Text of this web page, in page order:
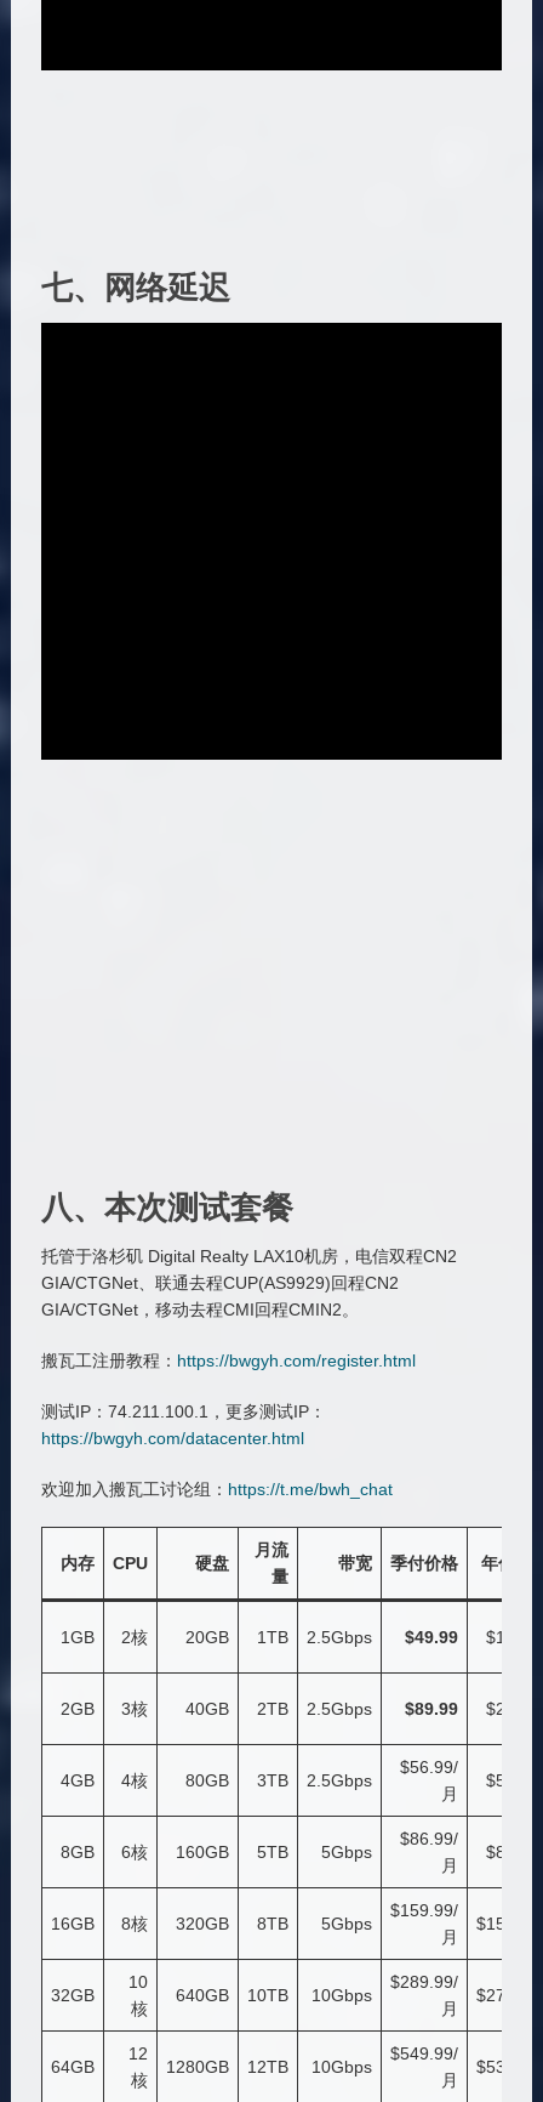
七、网络延迟
八、本次测试套餐
托管于洛杉矶 Digital Realty LAX10机房，电信双程CN2
GIA/CTGNet、联通去程CUP(AS9929)回程CN2
GIA/CTGNet，移动去程CMI回程CMIN2。
搬瓦工注册教程： https://bwgyh.com/register.html
测试IP：74.211.100.1，更多测试IP：
https://bwgyh.com/datacenter.html
欢迎加入搬瓦工讨论组： https://t.me/bwh_chat
内存 CPU 硬盘
月流
量
带宽 季付价格 年付价
1GB 2核 20GB 1TB 2.5Gbps $49.99
2GB 3核 40GB 2TB 2.5Gbps $89.99
4GB 4核 80GB 3TB 2.5Gbps
$56.99/
月
8GB 6核 160GB 5TB 5Gbps
$86.99/
月
16GB 8核 320GB 8TB 5Gbps
$159.99/
月
32GB
10
核
640GB 10TB 10Gbps
$289.99/
月
64GB
12
核
1280GB 12TB 10Gbps
$549.99/
月